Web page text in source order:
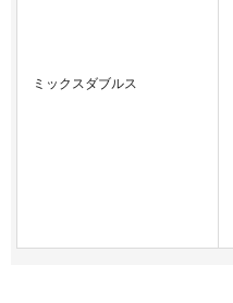
ミックスダブルス